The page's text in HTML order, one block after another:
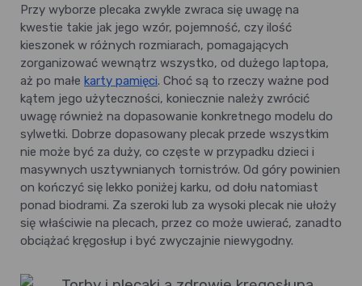
Przy wyborze plecaka zwykle zwraca się uwagę na
kwestie takie jak jego wzór, pojemność, czy ilość
kieszonek w różnych rozmiarach, pomagających
zorganizować wewnątrz wszystko, od dużego laptopa,
aż po małe karty pamięci. Choć są to rzeczy ważne pod
kątem jego użyteczności, koniecznie należy zwrócić
uwagę również na dopasowanie konkretnego modelu do
sylwetki. Dobrze dopasowany plecak przede wszystkim
nie może być za duży, co częste w przypadku dzieci i
masywnych usztywnianych tornistrów. Od góry powinien
on kończyć się lekko poniżej karku, od dołu natomiast
ponad biodrami. Za szeroki lub za wysoki plecak nie ułoży
się właściwie na plecach, przez co może uwierać, zanadto
obciążać kręgosłup i być zwyczajnie niewygodny.